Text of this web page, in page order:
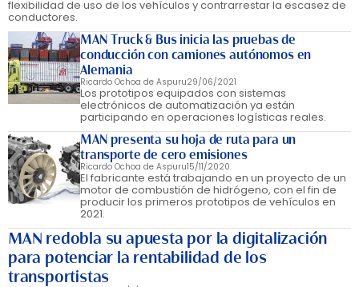
flexibilidad de uso de los vehículos y contrarrestar la escasez de
conductores.
MAN Truck & Bus inicia las pruebas de
conducción con camiones autónomos en
Alemania
Ricardo Ochoa de Aspuru29/06/2021
Los prototipos equipados con sistemas
electrónicos de automatización ya están
participando en operaciones logísticas reales.
MAN presenta su hoja de ruta para un
transporte de cero emisiones
Ricardo Ochoa de Aspuru15/11/2020
El fabricante está trabajando en un proyecto de un
motor de combustión de hidrógeno, con el fin de
producir los primeros prototipos de vehículos en
2021.
MAN redobla su apuesta por la digitalización
para potenciar la rentabilidad de los
transportistas